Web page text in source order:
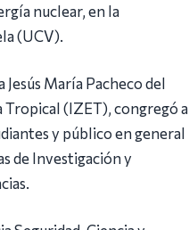
nuclear, en la
(UCV).
María Pacheco del
(IZET), congregó a
y público en general
de Investigación y